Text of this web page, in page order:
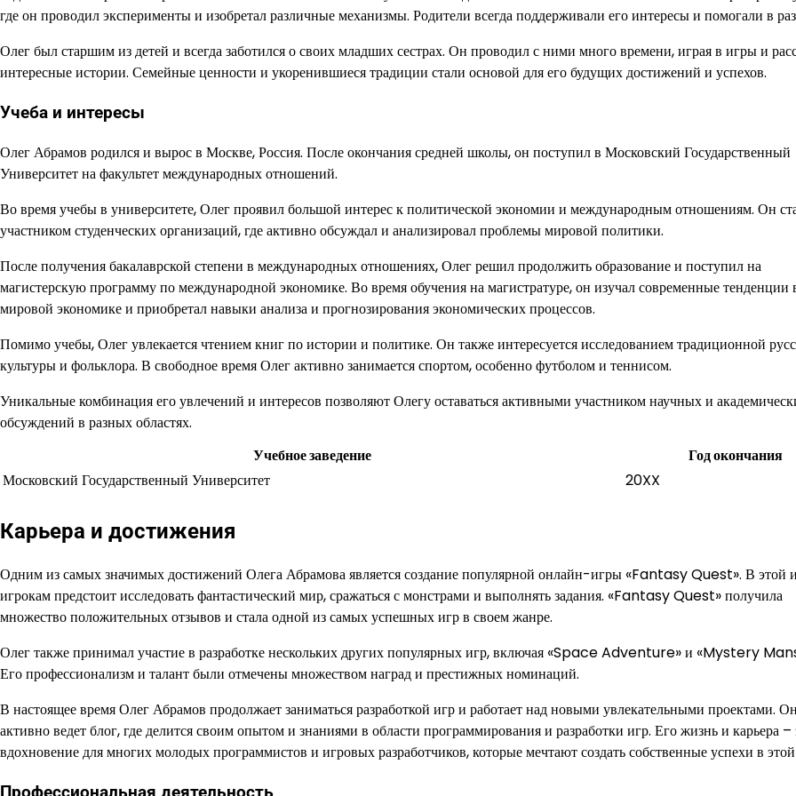
где он проводил эксперименты и изобретал различные механизмы. Родители всегда поддерживали его интересы и помогали в
Олег был старшим из детей и всегда заботился о своих младших сестрах. Он проводил с ними много времени, играя в игры и
интересные истории. Семейные ценности и укоренившиеся традиции стали основой для его будущих достижений и успехов.
Учеба и интересы
Олег Абрамов родился и вырос в Москве, Россия. После окончания средней школы, он поступил в Московский Государственный
Университет на факультет международных отношений.
Во время учебы в университете, Олег проявил большой интерес к политической экономии и международным отношениям. Он
участником студенческих организаций, где активно обсуждал и анализировал проблемы мировой политики.
После получения бакалаврской степени в международных отношениях, Олег решил продолжить образование и поступил на
магистерскую программу по международной экономике. Во время обучения на магистратуре, он изучал современные тенденции
мировой экономике и приобретал навыки анализа и прогнозирования экономических процессов.
Помимо учебы, Олег увлекается чтением книг по истории и политике. Он также интересуется исследованием традиционной
культуры и фольклора. В свободное время Олег активно занимается спортом, особенно футболом и теннисом.
Уникальные комбинация его увлечений и интересов позволяют Олегу оставаться активными участником научных и
обсуждений в разных областях.
Учебное заведение
Год окончания
Московский Государственный Университет
20XX
Карьера и достижения
Одним из самых значимых достижений Олега Абрамова является создание популярной онлайн-игры «Fantasy Quest». В этой
игрокам предстоит исследовать фантастический мир, сражаться с монстрами и выполнять задания. «Fantasy Quest» получила
множество положительных отзывов и стала одной из самых успешных игр в своем жанре.
Олег также принимал участие в разработке нескольких других популярных игр, включая «Space Adventure» и «Mystery
Его профессионализм и талант были отмечены множеством наград и престижных номинаций.
В настоящее время Олег Абрамов продолжает заниматься разработкой игр и работает над новыми увлекательными проектами.
активно ведет блог, где делится своим опытом и знаниями в области программирования и разработки игр. Его жизнь и карьера –
вдохновение для многих молодых программистов и игровых разработчиков, которые мечтают создать собственные успехи в